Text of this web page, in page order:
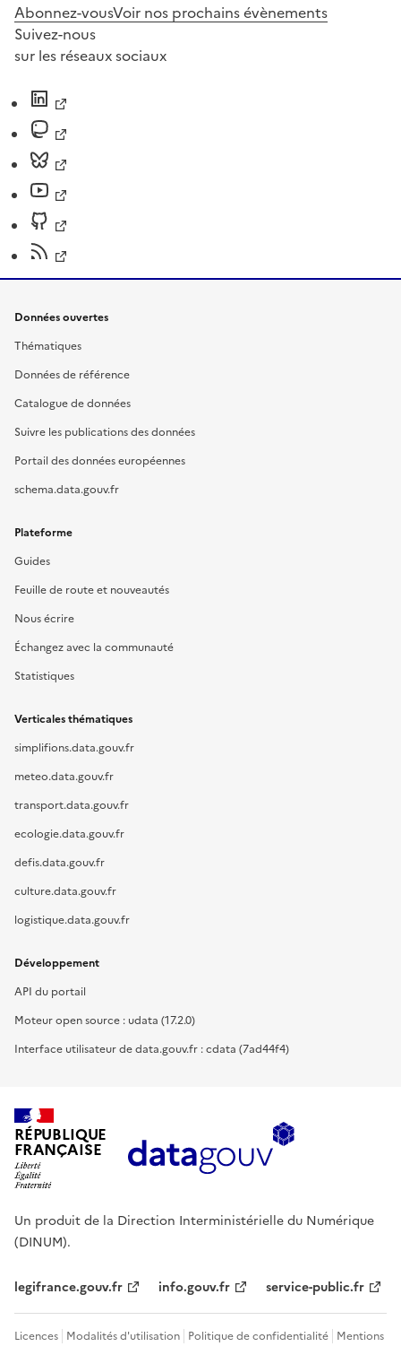
Abonnez-vousVoir nos prochains évènements
Suivez-nous
sur les réseaux sociaux
Données ouvertes
Thématiques
Données de référence
Catalogue de données
Suivre les publications des données
Portail des données européennes
schema.data.gouv.fr
Plateforme
Guides
Feuille de route et nouveautés
Nous écrire
Échangez avec la communauté
Statistiques
Verticales thématiques
simplifions.data.gouv.fr
meteo.data.gouv.fr
transport.data.gouv.fr
ecologie.data.gouv.fr
defis.data.gouv.fr
culture.data.gouv.fr
logistique.data.gouv.fr
Développement
API du portail
Moteur open source : udata (17.2.0)
Interface utilisateur de data.gouv.fr : cdata (7ad44f4)
RÉPUBLIQUE
FRANÇAISE
Un produit de la Direction Interministérielle du Numérique
(DINUM).
legifrance.gouv.fr info.gouv.fr service-public.fr
Licences Modalités d'utilisation Politique de confidentialité Mentions